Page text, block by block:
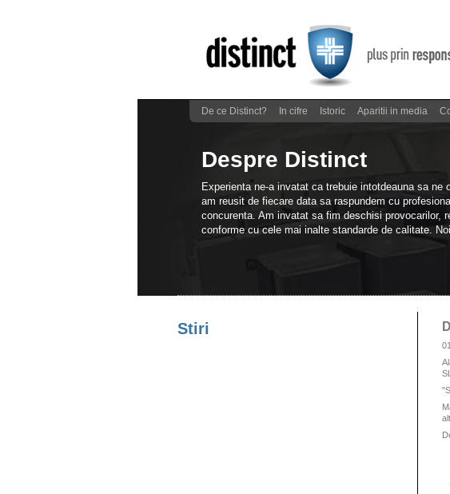
De ce Distinct? In cifre Istoric Aparitii in media
Despre Distinct
Experienta ne-a invatat ca trebuie intotdeauna sa
am reusit de fiecare data sa raspundem cu
concurenta. Am invatat sa fim deschisi provocarilor,
conforme cu cele mai inalte standarde de calitate.
Stiri